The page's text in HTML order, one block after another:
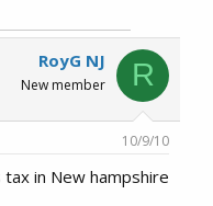
R
RoyG NJ
New member
10/9/10
tax in New hampshire